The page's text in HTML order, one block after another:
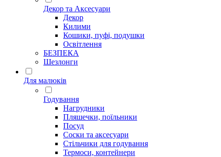
Декор та Аксесуари
Декор
Килими
Кошики, пуфі, подушки
Освітлення
БЕЗПЕКА
Шезлонги
Для малюків
Годування
Нагрудники
Пляшечки, поїльники
Посуд
Соски та аксесуари
Стільчики для годування
Термоси, контейнери